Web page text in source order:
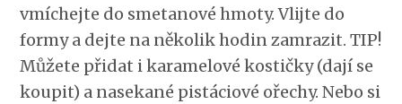
vmíchejte do smetanové hmoty. Vlijte do
formy a dejte na několik hodin zamrazit. TIP!
Můžete přidat i karamelové kostičky (dají se
koupit) a nasekané pistáciové ořechy. Nebo si